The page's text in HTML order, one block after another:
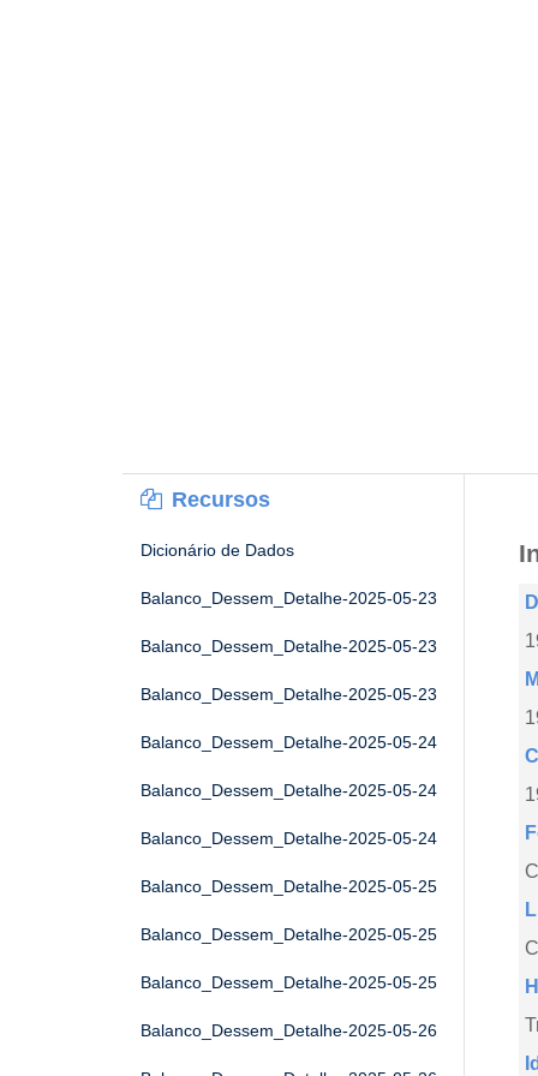
Recursos
Dicionário de Dados
Balanco_Dessem_Detalhe-2025-05-23
Balanco_Dessem_Detalhe-2025-05-23
Balanco_Dessem_Detalhe-2025-05-23
Balanco_Dessem_Detalhe-2025-05-24
Balanco_Dessem_Detalhe-2025-05-24
Balanco_Dessem_Detalhe-2025-05-24
Balanco_Dessem_Detalhe-2025-05-25
Balanco_Dessem_Detalhe-2025-05-25
Balanco_Dessem_Detalhe-2025-05-25
Balanco_Dessem_Detalhe-2025-05-26